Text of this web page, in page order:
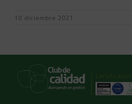
10 diciembre 2021